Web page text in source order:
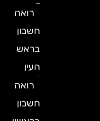
רואה
חשבון
בראש
רואה
חשבון